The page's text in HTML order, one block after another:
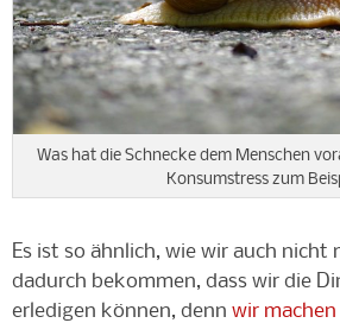
Was hat die Schnecke dem Menschen
Konsumstress zum
Es ist so ähnlich, wie wir auch nicht
dadurch bekommen, dass wir die
erledigen können, denn wir